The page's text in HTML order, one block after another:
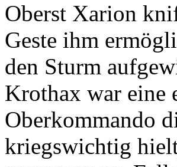
Oberst Xarion
Geste ihm
den Sturm
Krothax war eine
Oberkommando
kriegswichtig